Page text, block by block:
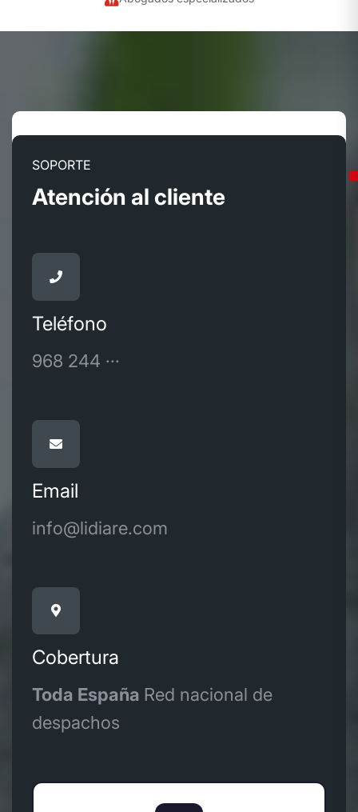
SOPORTE
Atención al cliente
Teléfono
968 244 ···
Email
info@lidiare.com
Cobertura
Toda España Red nacional de
despachos